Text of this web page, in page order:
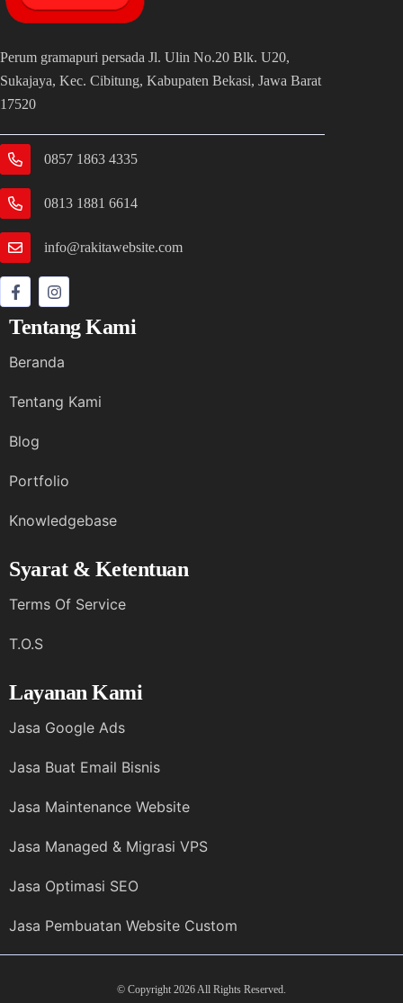
Perum gramapuri persada Jl. Ulin No.20 Blk. U20,
Sukajaya, Kec. Cibitung, Kabupaten Bekasi, Jawa Barat
17520
0857 1863 4335
0813 1881 6614
info@rakitawebsite.com
Tentang Kami
Beranda
Tentang Kami
Blog
Portfolio
Knowledgebase
Syarat & Ketentuan
Terms Of Service
T.O.S
Layanan Kami
Jasa Google Ads
Jasa Buat Email Bisnis
Jasa Maintenance Website
Jasa Managed & Migrasi VPS
Jasa Optimasi SEO
Jasa Pembuatan Website Custom
© Copyright 2026 All Rights Reserved.